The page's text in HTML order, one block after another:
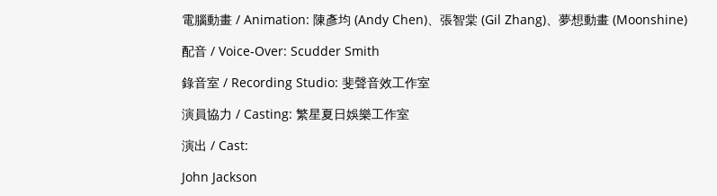
電腦動畫 / Animation: 陳彥均 (Andy Chen)、張智棠 (Gil Zhang)、夢想動畫 (Moonshine)
配音 / Voice-Over: Scudder Smith
錄音室 / Recording Studio: 斐聲音效工作室
演員協力 / Casting: 繁星夏日娛樂工作室
演出 / Cast:
John Jackson